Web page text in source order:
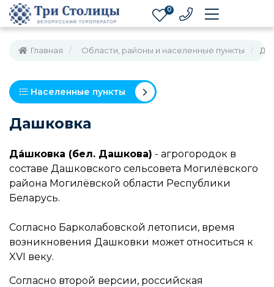
0
Главная Области, районы и населенные пункты
Населенные пункты
Дашковка
Да́шковка (бел. Дашкова) - агрогородок в
составе Дашковского сельсовета Могилёвского
района Могилёвской области Республики
Беларусь.
Согласно Барколабовской летописи, время
возникновения Дашковки может относиться к
XVI веку.
Согласно второй версии, российская